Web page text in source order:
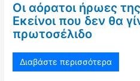
Οι αόρατοι ήρωες
Εκείνοι που δεν θα
πρωτοσέλιδο
Διαβάστε περισσότερα